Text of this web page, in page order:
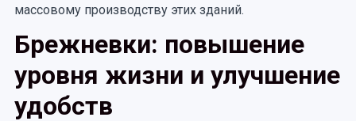
массовому производству этих зданий.
Брежневки: повышение
уровня жизни и улучшение
удобств